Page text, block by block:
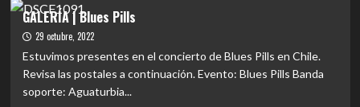
EVENTOS
|
COMIC
CON
REGRESÓ
CON
GALERÍA | Blues Pills
29 octubre, 2022
Estuvimos presentes en el concierto de Blues Pills en Chile.
Revisa las postales a continuación. Evento: Blues Pills Banda
soporte: Aguaturbia...